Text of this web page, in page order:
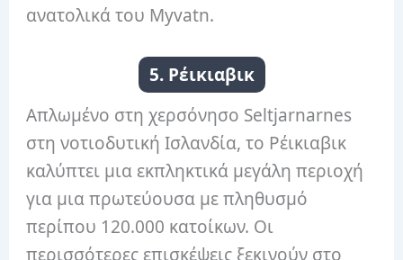
ανατολικά του Myvatn.
5. Ρέικιαβικ
Απλωμένο στη χερσόνησο Seltjarnarnes
στη νοτιοδυτική Ισλανδία, το Ρέικιαβικ
καλύπτει μια εκπληκτικά μεγάλη περιοχή
για μια πρωτεύουσα με πληθυσμό
περίπου 120.000 κατοίκων. Οι
περισσότερες επισκέψεις ξεκινούν στο